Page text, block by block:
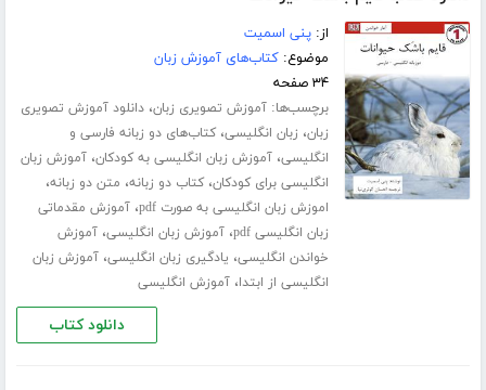
از:پنی اسمیت
موضوع:کتاب‌های آموزش زبان
۳۴ صفحه
برچسب‌ها:آموزش تصویری زبان،دانلود آموزش تصویری
زبان، زبان انگلیسی،کتاب‌های دو زبانه فارسی و
انگلیسی،آموزش زبان انگلیسی به کودکان،آموزش زبان
انگلیسی برای کودکان،کتاب دو زبانه، متن دو زبانه،
اموزش زبان انگلیسی به صورت pdf ،آموزش مقدماتی
زبان انگلیسی pdf
،آموزش زبان انگلیسی،آموزش
خواندن انگلیسی، یادگیری زبان انگلیسی،آموزش زبان
انگلیسی از ابتدا،آموزش انگلیسی
دانلود کتاب